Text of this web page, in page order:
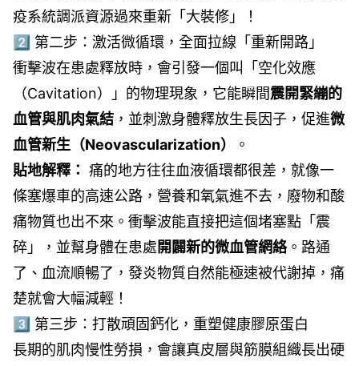
疫系統調派資源過來重新「大裝修」！
2️⃣ 第二步：激活微循環，全面拉線「重新開路」
衝擊波在患處釋放時，會引發一個叫「空化效應
（Cavitation）」的物理現象，它能瞬間震開緊繃的
血管與肌肉氣結 ，並刺激身體釋放生長因子，促進微
血管新生（Neovascularization）
。
貼地解釋： 痛的地方往往血液循環都很差，就像一
條塞爆車的高速公路，營養和氧氣進不去，廢物和酸
痛物質也出不來。衝擊波能直接把這個堵塞點「震
碎」，並幫身體在患處開闢新的微血管網絡。路通
了、血流順暢了，發炎物質自然能極速被代謝掉，痛
楚就會大幅減輕！
3️⃣ 第三步：打散頑固鈣化，重塑健康膠原蛋白
長期的肌肉慢性勞損，會讓真皮層與筋膜組織長出硬